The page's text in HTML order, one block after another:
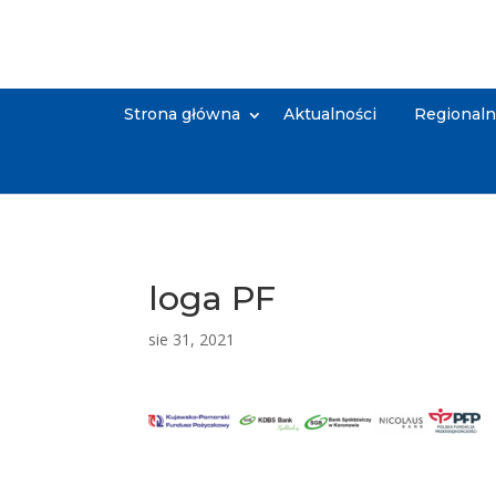
Strona główna Aktualności
loga PF
sie 31, 2021